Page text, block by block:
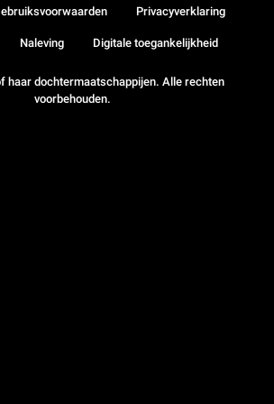
haar dochtermaatschappijen. Alle rechten
voorbehouden.
Privacyverklaring
Naleving Digitale toegankelijkheid